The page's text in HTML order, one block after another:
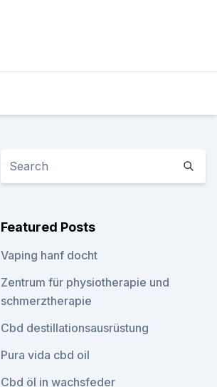
Featured Posts
Vaping hanf docht
Zentrum für physiotherapie und
schmerztherapie
Cbd destillationsausrüstung
Pura vida cbd oil
Cbd öl in wachsfeder